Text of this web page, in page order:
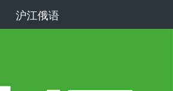
沪江俄语